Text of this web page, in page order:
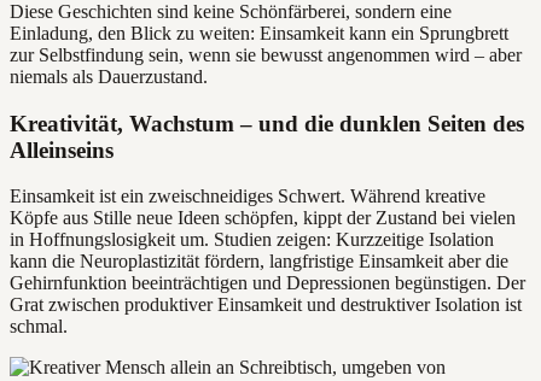
Diese Geschichten sind keine Schönfärberei, sondern eine
Einladung, den Blick zu weiten: Einsamkeit kann ein Sprungbrett
zur Selbstfindung sein, wenn sie bewusst angenommen wird – aber
niemals als Dauerzustand.
Kreativität, Wachstum – und die dunklen Seiten des
Alleinseins
Einsamkeit ist ein zweischneidiges Schwert. Während kreative
Köpfe aus Stille neue Ideen schöpfen, kippt der Zustand bei vielen
in Hoffnungslosigkeit um. Studien zeigen: Kurzzeitige Isolation
kann die Neuroplastizität fördern, langfristige Einsamkeit aber die
Gehirnfunktion beeinträchtigen und Depressionen begünstigen. Der
Grat zwischen produktiver Einsamkeit und destruktiver Isolation ist
schmal.